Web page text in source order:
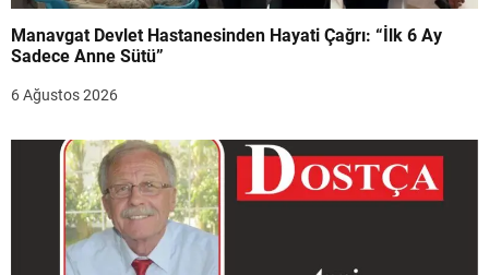
Manavgat Devlet Hastanesinden Hayati Çağrı: “İlk 6 Ay
Sadece Anne Sütü”
6 Ağustos 2026